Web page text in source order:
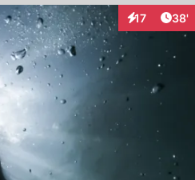
17
Interaktionen
38'